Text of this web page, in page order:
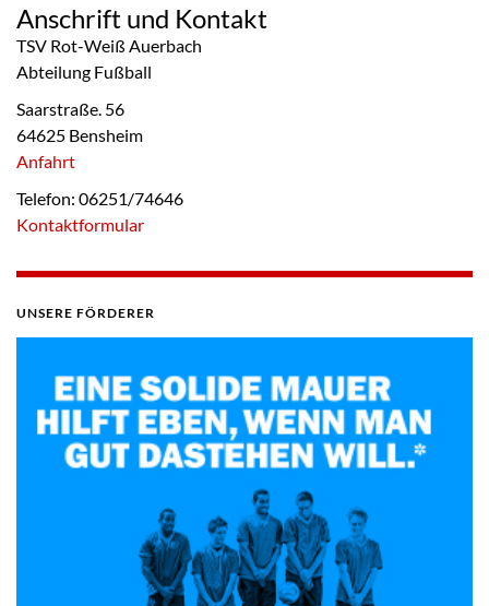
Anschrift und Kontakt
TSV Rot-Weiß Auerbach
Abteilung Fußball
Saarstraße. 56
64625 Bensheim
Anfahrt
Telefon: 06251/74646
Kontaktformular
UNSERE FÖRDERER